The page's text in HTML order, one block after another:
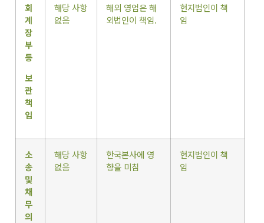
회
계
장
부
등
보
관
책
임
해당 사항
없음
해외 영업은 해
외법인이 책임.
현지법인이 책
임
소
송
및
채
무
의
해당 사항
없음
한국본사에 영
향을 미침
현지법인이 책
임